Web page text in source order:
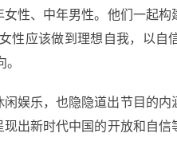
女性、中年男性。他们一起
性应该做到理想自我，以自
闲娱乐，也隐隐道出节目的
出新时代中国的开放和自